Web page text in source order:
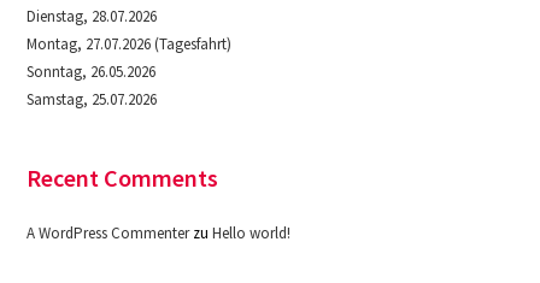
Dienstag, 28.07.2026
Montag, 27.07.2026 (Tagesfahrt)
Sonntag, 26.05.2026
Samstag, 25.07.2026
Recent Comments
A WordPress CommenterzuHello world!